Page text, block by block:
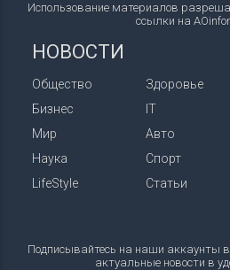
Использование материалов
ссылки на
НОВОСТИ
Общество
Бизнес
Мир
Наука
LifeStyle
Здоровье
IT
Авто
Спорт
Статьи
Подписывайтесь на наши аккаунты в
актуальные новости в